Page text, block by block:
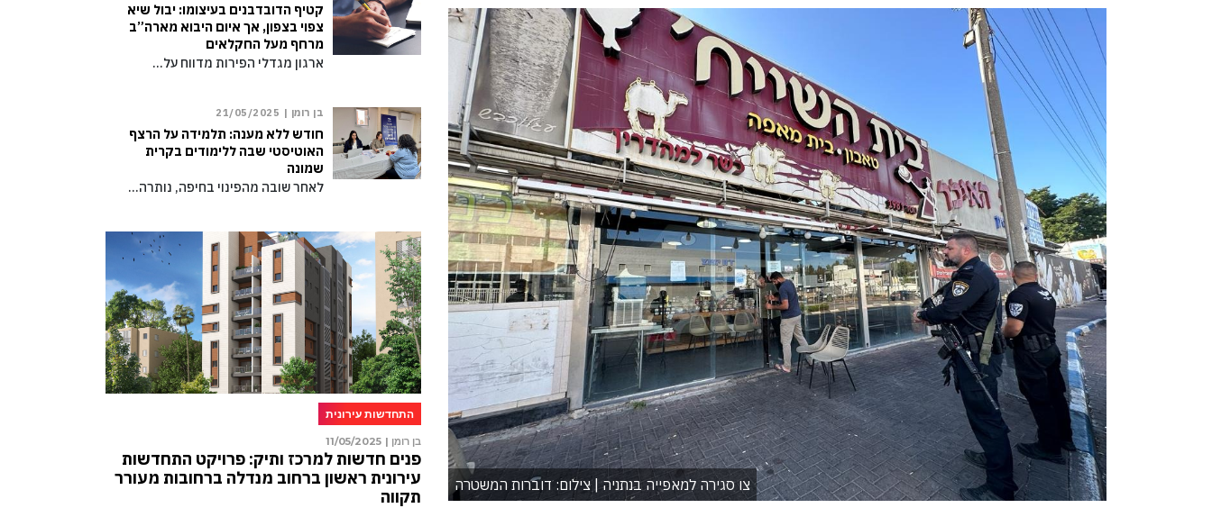
צו סגירה למאפייה בנתניה | צילום: דוברות המשטרה
קטיף הדובדבנים בעיצומו: יבול שיא
צפוי בצפון, אך איום היבוא מארה”ב
מרחף מעל החקלאים
ארגון מגדלי הפירות מדווח על…
בן רומן | 21/05/2025
חודש ללא מענה: תלמידה על הרצף
האוטיסטי שבה ללימודים בקרית
שמונה
לאחר שובה מהפינוי בחיפה, נותרה…
התחדשות עירונית
בן רומן | 11/05/2025
פנים חדשות למרכז ותיק: פרויקט התחדשות
עירונית ראשון ברחוב מנדלה ברחובות מעורר
תקווה